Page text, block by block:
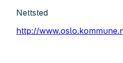
Nettsted
http://